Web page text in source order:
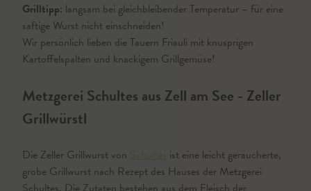
Grilltipp: langsam bei gleichbleibender Temperatur – für eine
saftige Wurst nicht einschneiden!
Wir persönlich lieben die Tauern Friauli mit knusprigen
Kartoffelspalten und knackigem Grillgemüse!
Metzgerei Schultes aus Zell am See - Zeller
Grillwürstl
Die Zeller Grillwurst von
ist eine leicht geräucherte,
grobe Grillwurst nach Rezept des Hauses der Metzgerei